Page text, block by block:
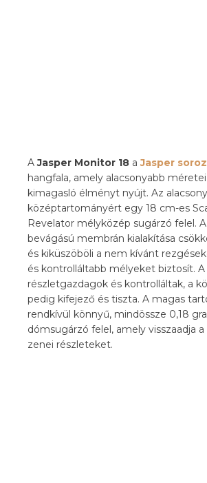
AJasper Monitor 18 aJasper
hangfala, amely alacsonyabb
kimagasló élményt nyújt. Az
középtartományért egy 18 cm-es
Revelator mélyközép sugárzó felel.
bevágású membrán kialakítása
és kiküszöböli a nem kívánt
és kontrolláltabb mélyeket biztosít. A
részletgazdagok és kontrolláltak, a
pedig kifejező és tiszta. A magas
rendkívül könnyű, mindössze 0,18
dómsugárzó felel, amely visszaadja
zenei részleteket.